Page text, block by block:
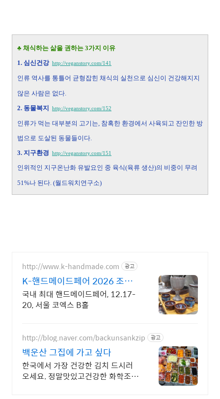
♣ 채식하는 삶을 권하는 3가지 이유
1. 심신건강 http://veganstory.com/141
인류 역사를 통틀어 균형잡힌 채식의 실천으로 심신이 건강해지지
않은 사람은 없다.
2. 동물복지 http://veganstory.com/152
인류가 먹는 대부분의 고기는, 참혹한 환경에서 사육되고 잔인한 방
법으로 도살된 동물들이다.
3. 지구환경 http://veganstory.com/151
인위적인 지구온난화 유발요인 중 육식(육류 생산)의 비중이 무려
51%나 된다. (월드워치연구소)
http://www.k-handmade.com 광고
K-핸드메이드페어 2026 조기
신청 기간 참가비 할인
국내 최대 핸드메이드페어, 12.17-
20, 서울 코엑스 B홀
http://blog.naver.com/backunsankzip 광고
백운산 그집에 가고 싶다
한국에서 가장 건강한 김치 드시러
오세요. 정말맛있고건강한 화학조미